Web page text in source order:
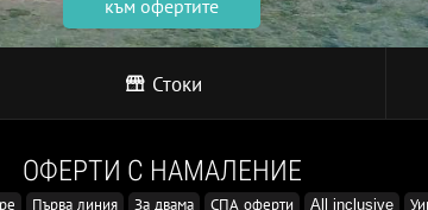
към офертите
Стоки
ОФЕРТИ С НАМАЛЕНИЕ
Първа линия За двама СПА оферти All inclusive